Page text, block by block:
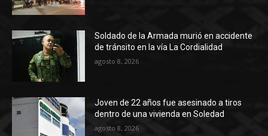
Soldado de la Armada murió en accidente
de tránsito en la vía La Cordialidad
agosto 8, 2026
Joven de 22 años fue asesinado a tiros
dentro de una vivienda en Soledad
agosto 8, 2026